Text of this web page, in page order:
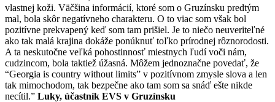
vlastnej koži. Väčšina informácií, ktoré som o Gruzínsku predtým
mal, bola skôr negatívneho charakteru. O to viac som však bol
pozitívne prekvapený keď som tam prišiel. Je to niečo neuveriteľné
ako tak malá krajina dokáže ponúknuť toľko prírodnej rôznorodosti.
A ta neskutočne veľká pohostinnosť miestnych ľudí voči nám,
cudzincom, bola taktiež úžasná. Môžem jednoznačne povedať, že
“Georgia is country without limits” v pozitívnom zmysle slova a len
tak mimochodom, tak bezpečne ako tam som sa snáď ešte nikde
necítil.” Luky, účastník EVS v Gruzínsku